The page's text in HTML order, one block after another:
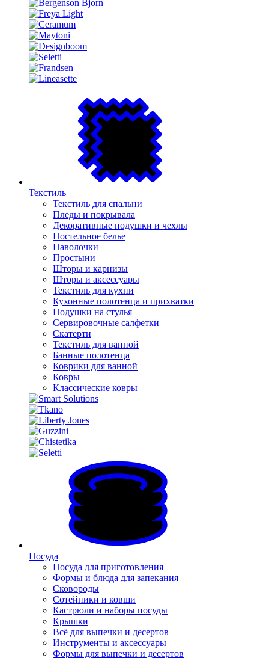
Текстиль
Текстиль для спальни
Пледы и покрывала
Декоративные подушки и чехлы
Постельное белье
Наволочки
Простыни
Шторы и карнизы
Шторы и аксессуары
Текстиль для кухни
Кухонные полотенца и прихватки
Подушки на стулья
Сервировочные салфетки
Скатерти
Текстиль для ванной
Банные полотенца
Коврики для ванной
Ковры
Классические ковры
Посуда
Посуда для приготовления
Формы и блюда для запекания
Сковороды
Сотейники и ковши
Кастрюли и наборы посуды
Крышки
Всё для выпечки и десертов
Инструменты и аксессуары
Формы для выпечки и десертов